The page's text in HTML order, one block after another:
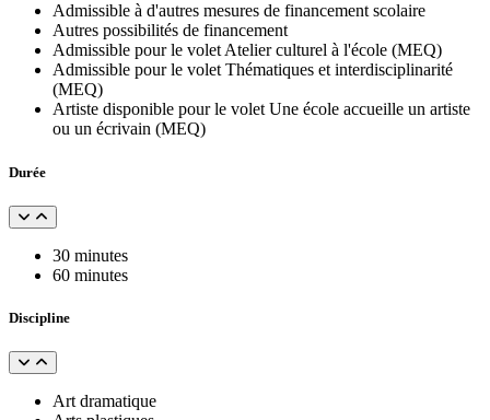
Admissible à d'autres mesures de financement scolaire
Autres possibilités de financement
Admissible pour le volet Atelier culturel à l'école (MEQ)
Admissible pour le volet Thématiques et interdisciplinarité
(MEQ)
Artiste disponible pour le volet Une école accueille un artiste
ou un écrivain (MEQ)
Durée
30 minutes
60 minutes
Discipline
Art dramatique